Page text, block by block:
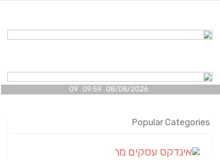
08/08/2026 09:59 09
Popular Categories